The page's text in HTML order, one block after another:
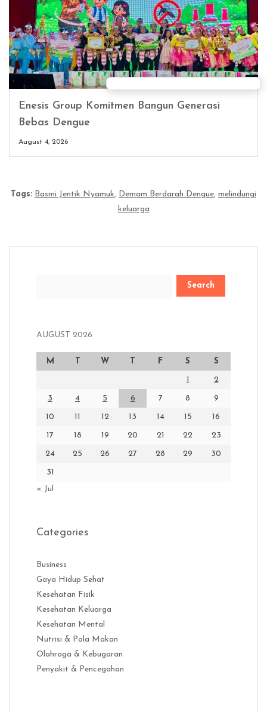
Enesis Group Komitmen Bangun Generasi
Bebas Dengue
August 4, 2026
Tags: Basmi Jentik Nyamuk, Demam Berdarah Dengue, melindungi
keluarga
AUGUST 2026
M T W T F S S
1 2
3 4 5 6 7 8 9
10 11 12 13 14 15 16
17 18 19 20 21 22 23
24 25 26 27 28 29 30
31
« Jul
Categories
Business
Gaya Hidup Sehat
Kesehatan Fisik
Kesehatan Keluarga
Kesehatan Mental
Nutrisi & Pola Makan
Olahraga & Kebugaran
Penyakit & Pencegahan